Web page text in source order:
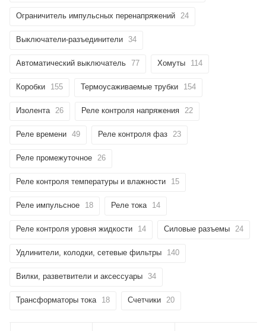
Ограничитель импульсных перенапряжений 24
Выключатели-разъединители 34
Автоматический выключатель 77 Хомуты 114
Коробки 155 Термоусаживаемые трубки 154
Изолента 26 Реле контроля напряжения 22
Реле времени 49 Реле контроля фаз 23
Реле промежуточное 26
Реле контроля температуры и влажности 15
Реле импульсное 18 Реле тока 14
Реле контроля уровня жидкости 14 Силовые разъемы 24
Удлинители, колодки, сетевые фильтры 140
Вилки, разветвители и аксессуары 34
Трансформаторы тока 18 Счетчики 20